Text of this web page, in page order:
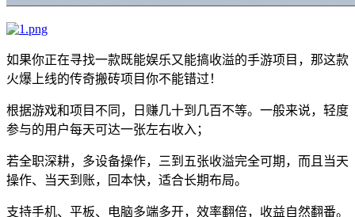
如果你正在寻找一款既能娱乐又能搞收溢的手游项目，那这款
火爆上线的传奇搬砖项目你不能错过！
根据游戏和项目不同，日赚几十到几百不等。一般来说，轻度
参与的用户每天可达一张左右收入；
若全职深耕，多设备操作，三到五张收溢完全可期，而且当天
操作、当天到账，回本快，适合长期布局。
支持手机、平板、电脑多端多开，效率翻倍，收益自然翻番。